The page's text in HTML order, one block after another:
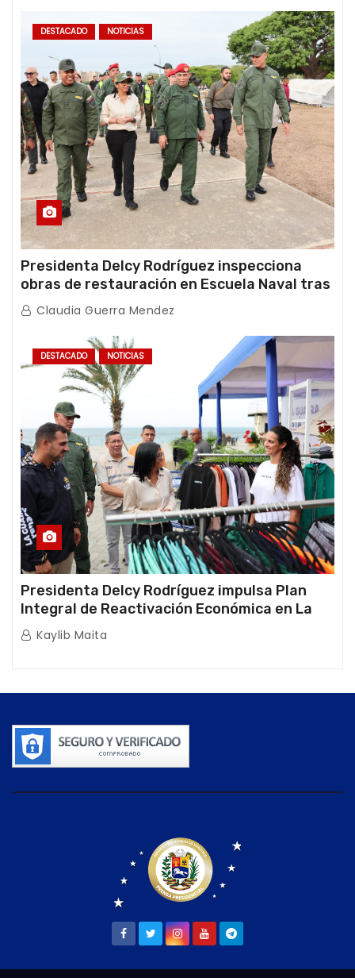
DESTACADO NOTICIAS
Presidenta Delcy Rodríguez inspecciona
obras de restauración en Escuela Naval tras
afectaciones sísmicas en La Guaira
Claudia Guerra Mendez
DESTACADO NOTICIAS
Presidenta Delcy Rodríguez impulsa Plan
Integral de Reactivación Económica en La
Guaira
Kaylib Maita